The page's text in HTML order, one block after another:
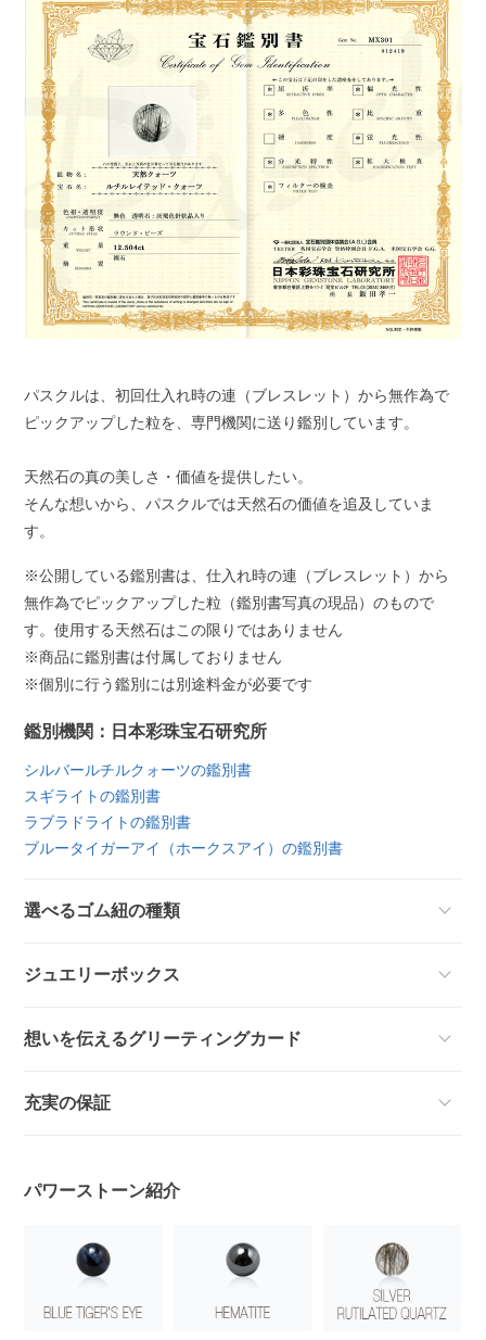
パスクルは、初回仕入れ時の連（ブレスレット）から無作為で
ピックアップした粒を、専門機関に送り鑑別しています。
天然石の真の美しさ・価値を提供したい。
そんな想いから、パスクルでは天然石の価値を追及していま
す。
※公開している鑑別書は、仕入れ時の連（ブレスレット）から
無作為でピックアップした粒（鑑別書写真の現品）のもので
す。使用する天然石はこの限りではありません
※商品に鑑別書は付属しておりません
※個別に行う鑑別には別途料金が必要です
鑑別機関：日本彩珠宝石研究所
シルバールチルクォーツの鑑別書
スギライトの鑑別書
ラブラドライトの鑑別書
ブルータイガーアイ（ホークスアイ）の鑑別書
選べるゴム紐の種類
ジュエリーボックス
想いを伝えるグリーティングカード
充実の保証
パワーストーン紹介